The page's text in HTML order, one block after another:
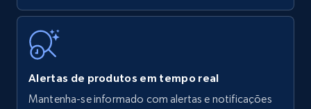
price, Currency, Availability, Reviews count, and
35.2K+
Alertas de produtos em tempo real
Mantenha-se informado com alertas e notificações